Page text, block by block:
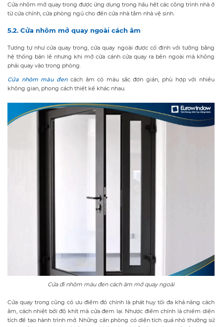
Cửa nhôm mở quay trong được ứng dụng trong hầu hết các công trình nhà ở
từ cửa chính, cửa phòng ngủ cho đến cửa nhà tắm nhà vệ sinh.
5.2. Cửa nhôm mở quay ngoài cách âm
Tương tự như cửa quay trong, cửa quay ngoài được cố định với tường bằng
hệ thống bản lề nhưng khi mở cửa cánh cửa quay ra bên ngoài mà không
phải quay vào trong phòng.
Cửa nhôm màu đencách âm có màu sắc đơn giản, phù hợp với nhiều
không gian, phong cách thiết kế khác nhau.
Cửa đi nhôm màu đen cách âm mở quay ngoài
Cửa quay trong cũng có ưu điểm đó chính là phát huy tối đa khả năng cách
âm, cách nhiệt bởi độ khít mà cửa đem lại. Nhược điểm chính là chiếm diện
tích để tạo hành trình mở. Những căn phòng có diện tích quá nhỏ thường sử